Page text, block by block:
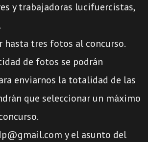
y trabajadoras lucifuercistas,
hasta tres fotos al concurso.
de fotos se podrán
enviarnos la totalidad de las
que seleccionar un máximo
y el asunto del